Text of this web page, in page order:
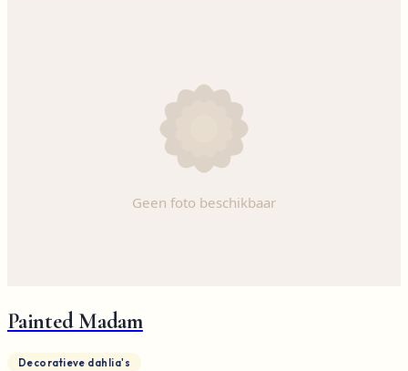
Painted Madam
Decoratieve dahlia's